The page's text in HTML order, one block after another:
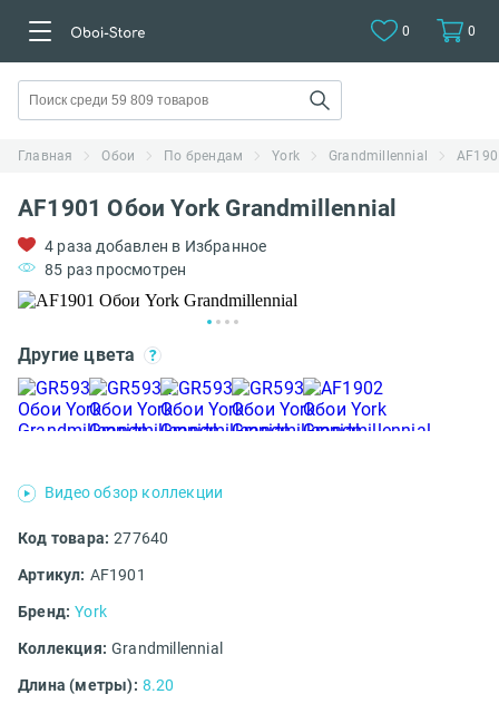
0 0
Главная Обои По брендам York Grandmillennial
AF1901 Обои York Grandmillennial
4 раза добавлен в Избранное
85 раз просмотрен
Код товара: 277640
Артикул: AF1901
Бренд: York
Коллекция: Grandmillennial
Длина (метры): 8.20
Другие цвета
Видео обзор коллекции